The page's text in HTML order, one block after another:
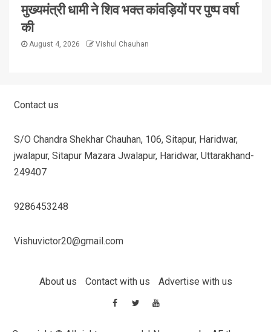
मुख्यमंत्री धामी ने शिव भक्त कांवड़ियों पर पुष्प वर्षा
की
August 4, 2026 Vishul Chauhan
Contact us
S/O Chandra Shekhar Chauhan, 106, Sitapur, Haridwar,
jwalapur, Sitapur Mazara Jwalapur, Haridwar, Uttarakhand-
249407
9286453248
Vishuvictor20@gmail.com
About us Contact with us Advertise with us